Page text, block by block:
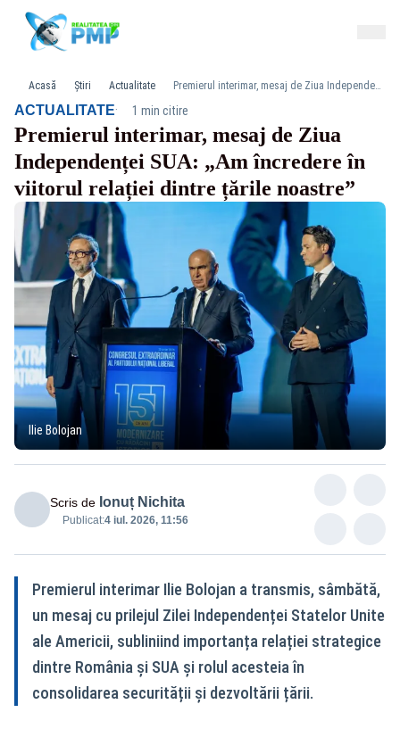
Acasă Știri Actualitate Premierul interimar, mesaj de Ziua Independenței SUA: „Am încredere în viitorul relației dintre țările noastre”
ACTUALITATE· 1 min citire
Premierul interimar, mesaj de Ziua
Independenței SUA: „Am încredere în
viitorul relației dintre țările noastre”
Ilie Bolojan
Scris de Ionuț Nichita
Publicat:4 iul. 2026, 11:56
Premierul interimar Ilie Bolojan a transmis, sâmbătă,
un mesaj cu prilejul Zilei Independenței Statelor Unite
ale Americii, subliniind importanța relației strategice
dintre România și SUA și rolul acesteia în
consolidarea securității și dezvoltării țării.